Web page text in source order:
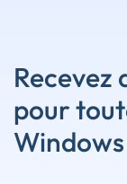
Recevez
pour
Windows